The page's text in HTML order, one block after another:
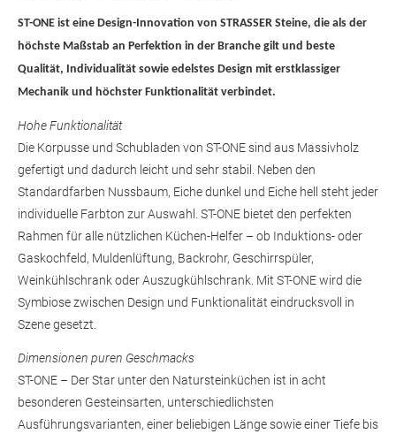
ST-ONE ist eine Design-Innovation von STRASSER Steine, die als der
höchste Maßstab an Perfektion in der Branche gilt und beste
Qualität, Individualität sowie edelstes Design mit erstklassiger
Mechanik und höchster Funktionalität verbindet.
Hohe Funktionalität
Die Korpusse und Schubladen von ST-ONE sind aus Massivholz
gefertigt und dadurch leicht und sehr stabil. Neben den
Standardfarben Nussbaum, Eiche dunkel und Eiche hell steht jeder
individuelle Farbton zur Auswahl. ST-ONE bietet den perfekten
Rahmen für alle nützlichen Küchen-Helfer – ob Induktions- oder
Gaskochfeld, Muldenlüftung, Backrohr, Geschirrspüler,
Weinkühlschrank oder Auszugkühlschrank. Mit ST-ONE wird die
Symbiose zwischen Design und Funktionalität eindrucksvoll in
Szene gesetzt.
Dimensionen puren Geschmacks
ST-ONE – Der Star unter den Natursteinküchen ist in acht
besonderen Gesteinsarten, unterschiedlichsten
Ausführungsvarianten, einer beliebigen Länge sowie einer Tiefe bis